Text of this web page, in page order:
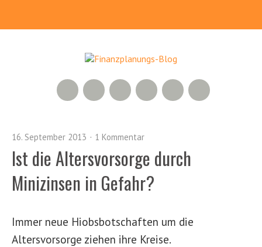
Facebook
500px
LinkedIn
Xing
RSS Feed
16. September 2013 1 Kommentar
Ist die Altersvorsorge durch
Minizinsen in Gefahr?
Immer neue Hiobsbotschaften um die
Altersvorsorge ziehen ihre Kreise.